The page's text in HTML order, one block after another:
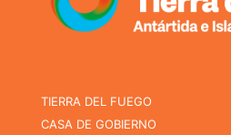
TIERRA DEL FUEGO
CASA DE GOBIERNO